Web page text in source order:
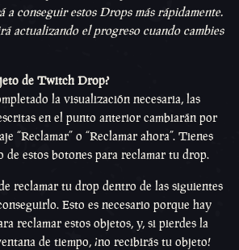
a conseguir estos Drops más rápidamente.
actualizando el progreso cuando cambies
de Twitch Drop?
la visualización necesaria, las
en el punto anterior cambiarán por
“Reclamar” o “Reclamar ahora”. Tienes
de estos botones para reclamar tu drop.
reclamar tu drop dentro de las siguientes
Esto es necesario porque hay
reclamar estos objetos, y, si pierdes la
de tiempo, ¡no recibirás tu objeto!